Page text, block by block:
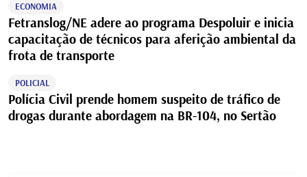
ECONOMIA
Fetranslog/NE adere ao programa Despoluir e inicia
capacitação de técnicos para aferição ambiental da
frota de transporte
POLICIAL
Polícia Civil prende homem suspeito de tráfico de
drogas durante abordagem na BR-104, no Sertão